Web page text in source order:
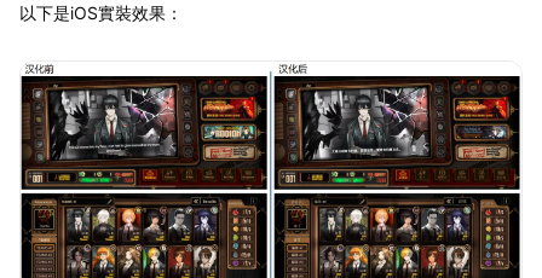
以下是iOS實裝效果：